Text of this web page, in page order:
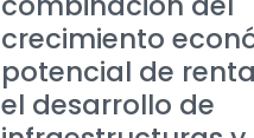
crecimiento
potencial de
el desarrollo de